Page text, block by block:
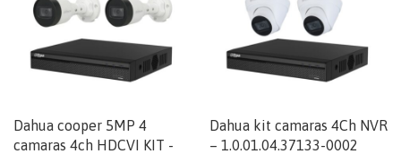
Dahua cooper 5MP 4
camaras 4ch HDCVI KIT -
Dahua kit camaras 4Ch NVR
– 1.0.01.04.37133-0002